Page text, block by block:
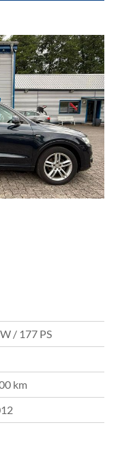
/ 177 PS
km